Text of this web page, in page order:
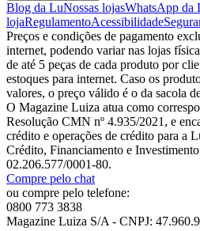
Blog da LuNossas lojasWhatsApp da
lojaRegulamentoAcessibilidade
Preços e condições de pagamento
internet, podendo variar nas lojas
de até 5 peças de cada produto por
estoques para internet. Caso os
valores, o preço válido é o da sacola
O Magazine Luiza atua como
Resolução CMN nº 4.935/2021, e
crédito e operações de crédito para a
Crédito, Financiamento e
02.206.577/0001-80.
Compre pelo chat
ou compre pelo telefone:
0800 773 3838
Magazine Luiza S/A - CNPJ: